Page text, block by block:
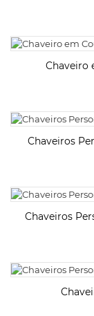
Chaveiro
Chaveiros
Chaveiros